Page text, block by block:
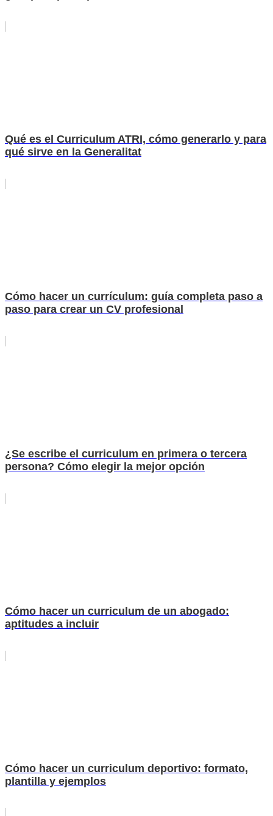
Qué es el Curriculum ATRI, cómo generarlo y para
qué sirve en la Generalitat
Cómo hacer un currículum: guía completa paso a
paso para crear un CV profesional
¿Se escribe el curriculum en primera o tercera
persona? Cómo elegir la mejor opción
Cómo hacer un curriculum de un abogado:
aptitudes a incluir
Cómo hacer un curriculum deportivo: formato,
plantilla y ejemplos